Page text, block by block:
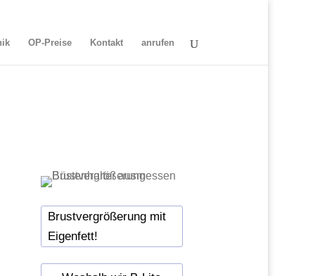
OP-Preise Kontakt anrufen
Brustvergrößerung mit
Eigenfett!